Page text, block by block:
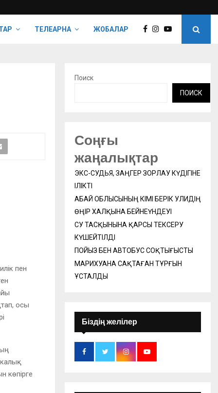
ТЕЛЕАРНА ЖОБАЛАР
пен
осы
көпірге
Поиск
ПОИСК
Соңғы
жаңалықтар
ЭКС-СУДЬЯ, ЗАҢГЕР ЗОРЛАУ КҮДІГІНЕ
ІЛІКТІ
АБАЙ ОБЛЫСЫНЫҢ ӘКІМІ БЕРІК УӘЛИДІҢ
ӨҢІР ХАЛҚЫНА БЕЙНЕҮНДЕУІ
СУ ТАСҚЫНЫНА ҚАРСЫ ТЕКСЕРУ
КҮШЕЙТІЛДІ
ПОЙЫЗ БЕН АВТОБУС СОҚТЫҒЫСТЫ
МАРИХУАНА САҚТАҒАН ТҰРҒЫН
ҰСТАЛДЫ
Біздің желілер